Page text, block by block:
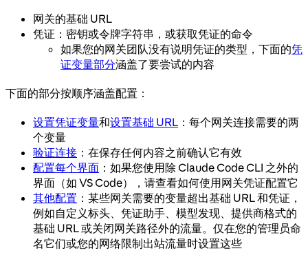
网关的基础 URL
凭证：密钥或令牌字符串，或获取凭证的命令
如果您的网关团队没有说明凭证的类型，下面的凭
证变量部分涵盖了要尝试的内容
下面的部分按顺序涵盖配置：
设置凭证变量和设置基础 URL ：每个网关连接需要的两
个变量
验证连接 ：在保存任何内容之前确认它有效
配置每个界面 ：如果您使用除 Claude Code CLI 之外的
界面（如 VS Code），请查看如何使用网关凭证配置它
其他配置 ：某些网关需要的变量超出基础 URL 和凭证，
例如自定义标头、凭证助手、模型发现、提供商格式的
基础 URL 或关闭网关路径外的流量。仅在您的管理员命
名它们或您的网络限制出站流量时设置这些